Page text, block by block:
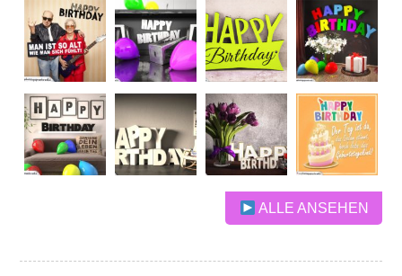
ALLE ANSEHEN